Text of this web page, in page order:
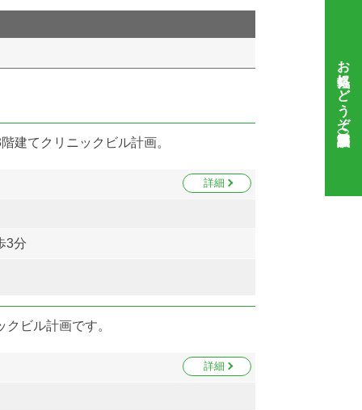
建てクリニックビル計画。
詳細
3分
ビル計画です。
詳細
お気軽にどうぞ